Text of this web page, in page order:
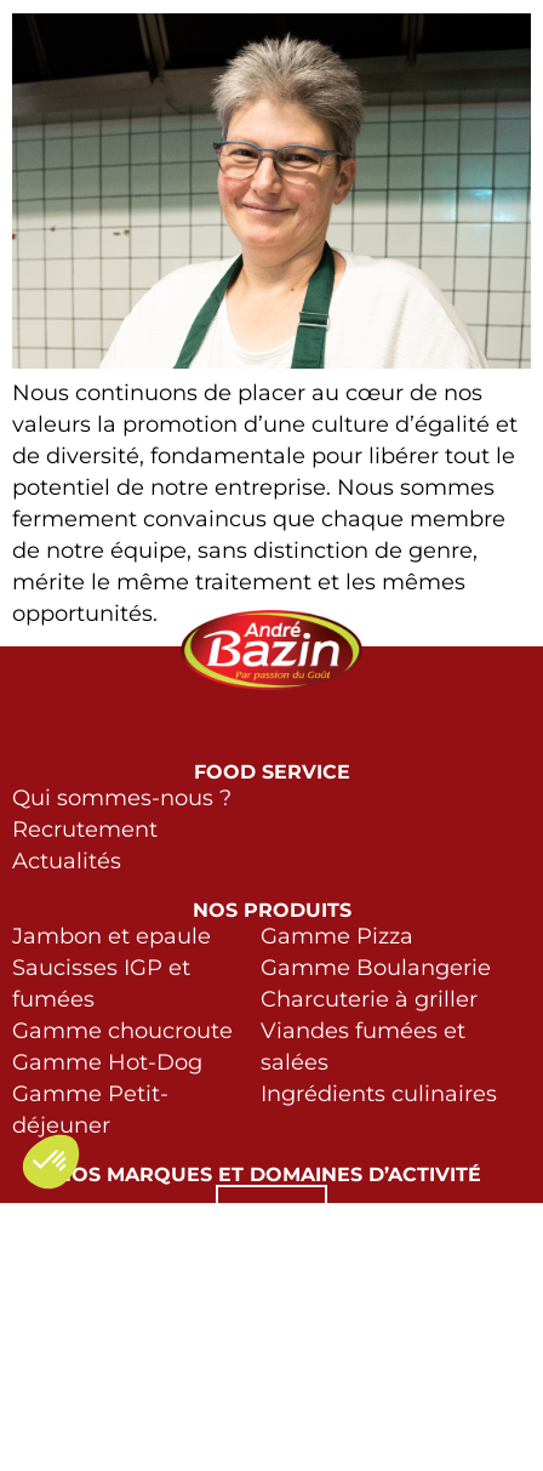
Nous continuons de placer au cœur de nos
valeurs la promotion d’une culture d’égalité et
de diversité, fondamentale pour libérer tout le
potentiel de notre entreprise. Nous sommes
fermement convaincus que chaque membre
de notre équipe, sans distinction de genre,
mérite le même traitement et les mêmes
opportunités.
FOOD SERVICE
Qui sommes-nous ?
Recrutement
Actualités
NOS PRODUITS
Jambon et epaule
Saucisses IGP et
fumées
Gamme choucroute
Gamme Hot-Dog
Gamme Petit-
déjeuner
Gamme Pizza
Gamme Boulangerie
Charcuterie à griller
Viandes fumées et
salées
Ingrédients culinaires
NOS MARQUES ET DOMAINES D’ACTIVITÉ